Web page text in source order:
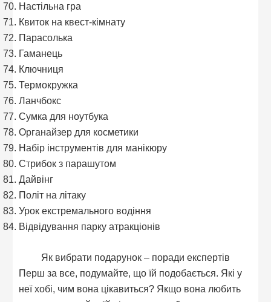
Настільна гра
Квиток на квест-кімнату
Парасолька
Гаманець
Ключниця
Термокружка
Ланчбокс
Сумка для ноутбука
Органайзер для косметики
Набір інструментів для манікюру
Стрибок з парашутом
Дайвінг
Політ на літаку
Урок екстремального водіння
Відвідування парку атракціонів
Як вибрати подарунок – поради експертів
Перш за все, подумайте, що їй подобається. Які у
неї хобі, чим вона цікавиться? Якщо вона любить